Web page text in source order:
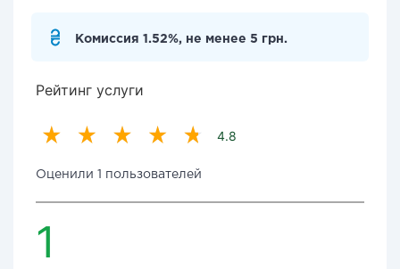
Комиссия 1.52%, не менее 5 грн.
Рейтинг услуги
4.8
Оценили 1 пользователей
1